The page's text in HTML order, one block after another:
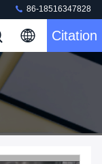
86-18516347828
Citation